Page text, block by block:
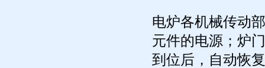
电炉各机械传动
元件的电源；炉
到位后，自动恢